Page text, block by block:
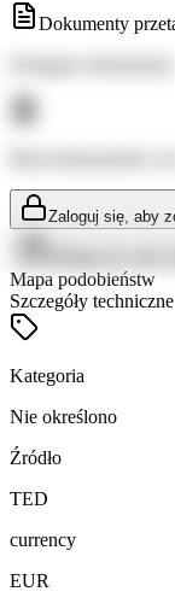
Dokumenty
Zaloguj się, aby
Mapa podobieństw
Szczegóły techniczne
Kategoria
Nie określono
Źródło
TED
currency
EUR